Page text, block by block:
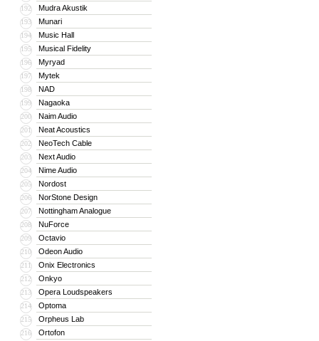
192 Mudra Akustik
193 Munari
194 Music Hall
195 Musical Fidelity
196 Myryad
197 Mytek
198 NAD
199 Nagaoka
200 Naim Audio
201 Neat Acoustics
202 NeoTech Cable
203 Next Audio
204 Nime Audio
205 Nordost
206 NorStone Design
207 Nottingham Analogue
208 NuForce
209 Octavio
210 Odeon Audio
211 Onix Electronics
212 Onkyo
213 Opera Loudspeakers
214 Optoma
215 Orpheus Lab
216 Ortofon